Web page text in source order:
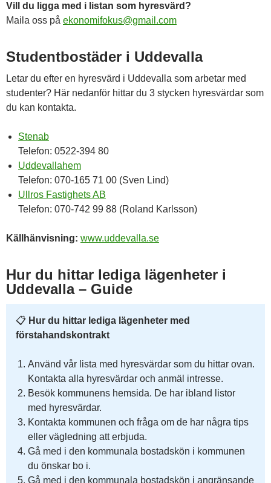
Vill du ligga med i listan som hyresvärd?
Maila oss på ekonomifokus@gmail.com
Studentbostäder i Uddevalla
Letar du efter en hyresvärd i Uddevalla som arbetar med
studenter? Här nedanför hittar du 3 stycken hyresvärdar som
du kan kontakta.
Stenab
Telefon: 0522-394 80
Uddevallahem
Telefon: 070-165 71 00 (Sven Lind)
Ullros Fastighets AB
Telefon: 070-742 99 88 (Roland Karlsson)
Källhänvisning: www.uddevalla.se
Hur du hittar lediga lägenheter i
Uddevalla – Guide
📋 Hur du hittar lediga lägenheter med
förstahandskontrakt
Använd vår lista med hyresvärdar som du hittar ovan.
Kontakta alla hyresvärdar och anmäl intresse.
Besök kommunens hemsida. De har ibland listor
med hyresvärdar.
Kontakta kommunen och fråga om de har några tips
eller vägledning att erbjuda.
Gå med i den kommunala bostadskön i kommunen
du önskar bo i.
Gå med i den kommunala bostadskön i angränsande